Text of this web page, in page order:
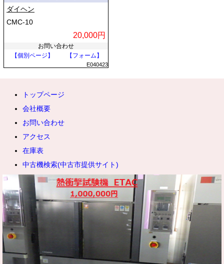
ダイヘン
CMC-10
20,000円
お問い合わせ
【個別ページ】
【フォーム】
E040423
トップページ
会社概要
お問い合わせ
アクセス
在庫表
中古機検索(中古市提供サイト)